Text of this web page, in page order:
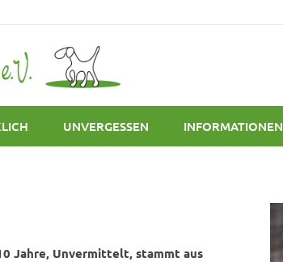
UNVERGESSEN INFORMATIONEN
Jahre, Unvermittelt, stammt aus